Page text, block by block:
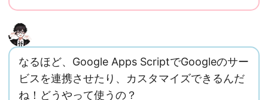
なるほど、Google Apps ScriptでGoogleのサー
ビスを連携させたり、カスタマイズできるんだ
ね！どうやって使うの？